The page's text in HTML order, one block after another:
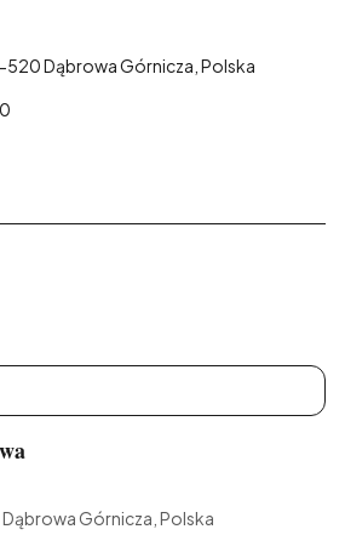
Dąbrowa Górnicza, Polska
Górnicza, Polska